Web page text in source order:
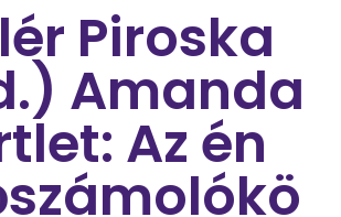
Piroska
Amanda
Az én